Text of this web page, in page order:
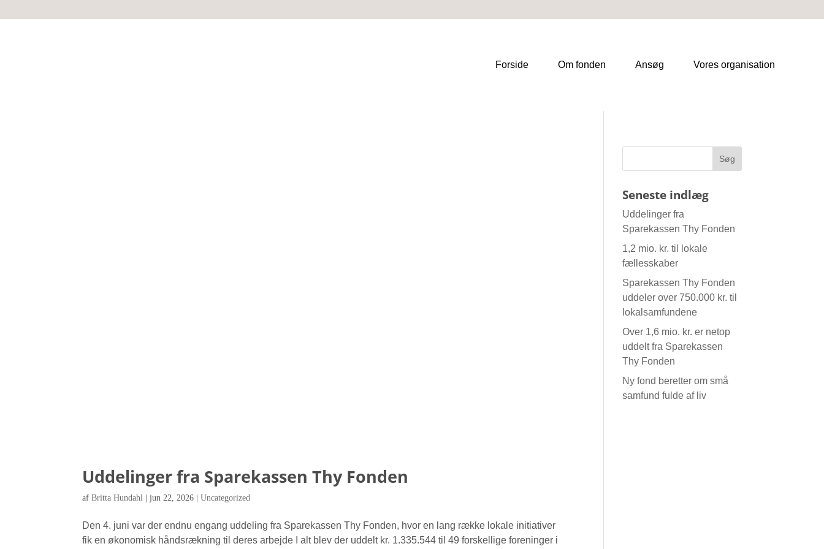
Forside Om fonden Ansøg Vores organisation
Uddelinger fra Sparekassen Thy Fonden
afBritta Hundahl |jun 22, 2026 |Uncategorized
Den 4. juni var der endnu engang uddeling fra Sparekassen Thy Fonden, hvor en lang række lokale initiativer
fik en økonomisk håndsrækning til deres arbejde I alt blev der uddelt kr. 1.335.544 til 49 forskellige foreninger i
Seneste indlæg
Uddelinger fra
Sparekassen Thy Fonden
1,2 mio. kr. til lokale
fællesskaber
Sparekassen Thy Fonden
uddeler over 750.000 kr. til
lokalsamfundene
Over 1,6 mio. kr. er netop
uddelt fra Sparekassen
Thy Fonden
Ny fond beretter om små
samfund fulde af liv